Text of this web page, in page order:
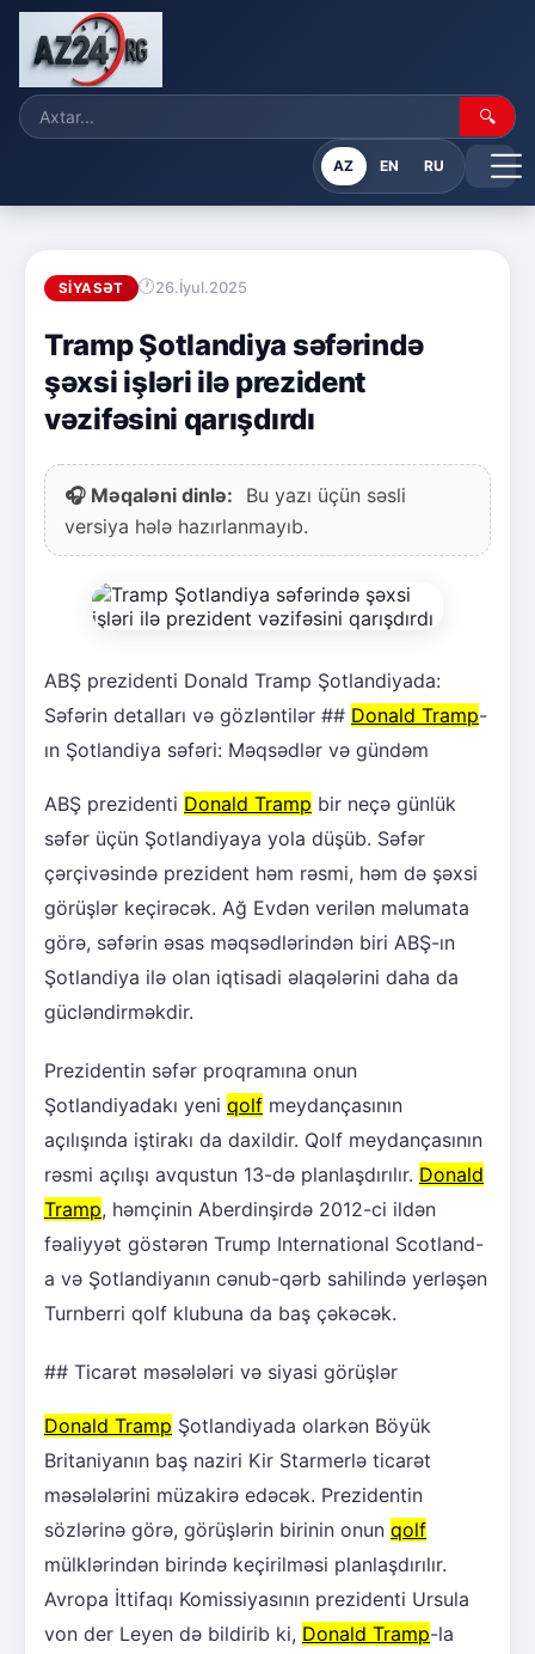
🔍
AZ EN RU
SIYASƏT 26.İyul.2025
Tramp Şotlandiya səfərində
şəxsi işləri ilə prezident
vəzifəsini qarışdırdı
🎧 Məqaləni dinlə:
Bu yazı üçün səsli
versiya hələ hazırlanmayıb.
ABŞ prezidenti Donald Tramp Şotlandiyada:
Səfərin detalları və gözləntilər ## Donald Tramp-
ın Şotlandiya səfəri: Məqsədlər və gündəm
ABŞ prezidenti Donald Tramp bir neçə günlük
səfər üçün Şotlandiyaya yola düşüb. Səfər
çərçivəsində prezident həm rəsmi, həm də şəxsi
görüşlər keçirəcək. Ağ Evdən verilən məlumata
görə, səfərin əsas məqsədlərindən biri ABŞ-ın
Şotlandiya ilə olan iqtisadi əlaqələrini daha da
gücləndirməkdir.
Prezidentin səfər proqramına onun
Şotlandiyadakı yeni qolf meydançasının
açılışında iştirakı da daxildir. Qolf meydançasının
rəsmi açılışı avqustun 13-də planlaşdırılır. Donald
Tramp, həmçinin Aberdinşirdə 2012-ci ildən
fəaliyyət göstərən Trump International Scotland-
a və Şotlandiyanın cənub-qərb sahilində yerləşən
Turnberri qolf klubuna da baş çəkəcək.
## Ticarət məsələləri və siyasi görüşlər
Donald Tramp Şotlandiyada olarkən Böyük
Britaniyanın baş naziri Kir Starmerlə ticarət
məsələlərini müzakirə edəcək. Prezidentin
sözlərinə görə, görüşlərin birinin onun qolf
mülklərindən birində keçirilməsi planlaşdırılır.
Avropa İttifaqı Komissiyasının prezidenti Ursula
von der Leyen də bildirib ki, Donald Tramp-la